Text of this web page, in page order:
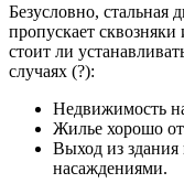
Безусловно, стальная
пропускает
стоит ли
случаях (?):
Недвижимость
Жилье хорошо
Выход из
насаждениями.